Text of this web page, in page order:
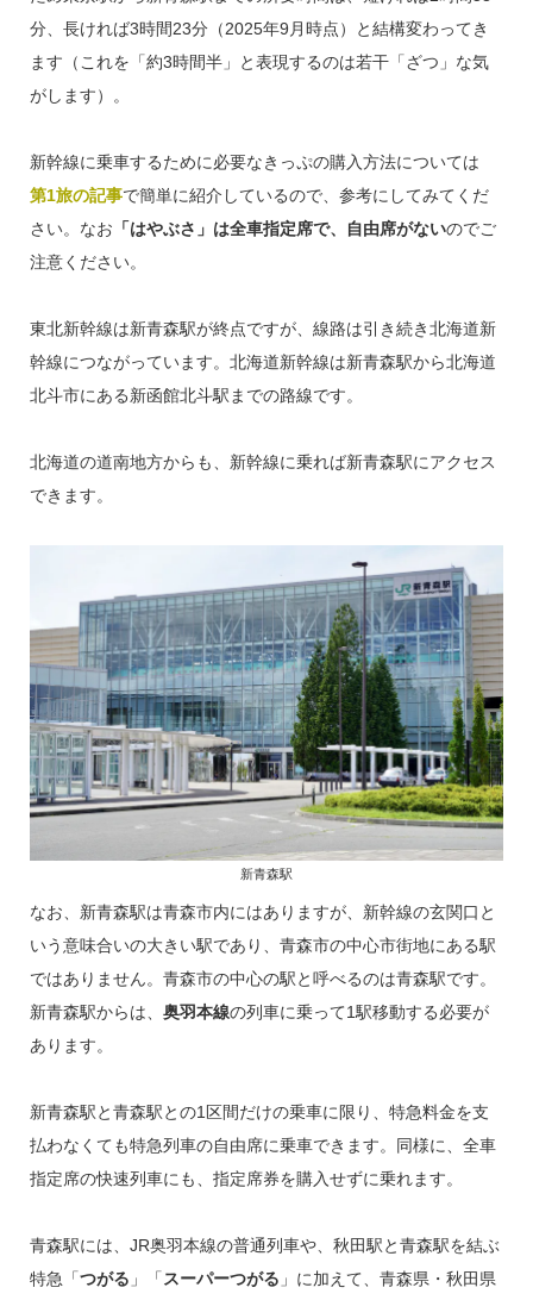
分、長ければ3時間23分（2025年9月時点）と結構変わってき
ます（これを「約3時間半」と表現するのは若干「ざつ」な気
がします）。
新幹線に乗車するために必要なきっぷの購入方法については
第1旅の記事で簡単に紹介しているので、参考にしてみてくだ
さい。なお 「はやぶさ」は全車指定席で、自由席がないのでご
注意ください。
東北新幹線は新青森駅が終点ですが、線路は引き続き北海道新
幹線につながっています。北海道新幹線は新青森駅から北海道
北斗市にある新函館北斗駅までの路線です。
北海道の道南地方からも、新幹線に乗れば新青森駅にアクセス
できます。
新青森駅
なお、新青森駅は青森市内にはありますが、新幹線の玄関口と
いう意味合いの大きい駅であり、青森市の中心市街地にある駅
ではありません。青森市の中心の駅と呼べるのは青森駅です。
新青森駅からは、 奥羽本線の列車に乗って1駅移動する必要が
あります。
新青森駅と青森駅との1区間だけの乗車に限り、特急料金を支
払わなくても特急列車の自由席に乗車できます。同様に、全車
指定席の快速列車にも、指定席券を購入せずに乗れます。
青森駅には、JR奥羽本線の普通列車や、秋田駅と青森駅を結ぶ
特急「つがる 」「 スーパーつがる 」に加えて、青森県・秋田県